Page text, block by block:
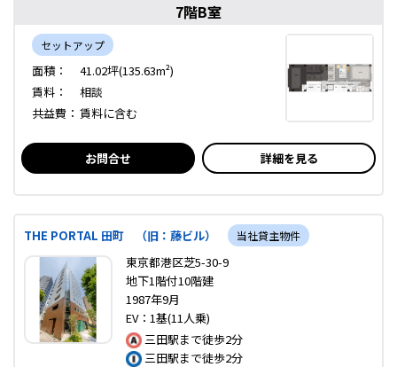
7階B室
セットアップ
面積：
41.02坪(135.63m²)
賃料：
相談
共益費： 賃料に含む
お問合せ 詳細を見る
THE PORTAL 田町 （旧：藤ビル） 当社貸主物件
東京都港区芝5-30-9
地下1階付10階建
1987年9月
EV：1基(11人乗)
三田駅まで徒歩2分
三田駅まで徒歩2分